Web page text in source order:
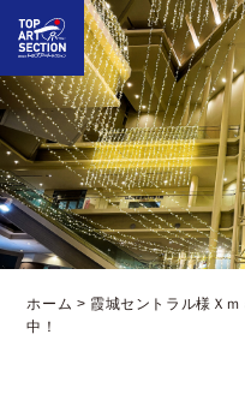
ホーム > 霞城セントラル様Ｘ
中！